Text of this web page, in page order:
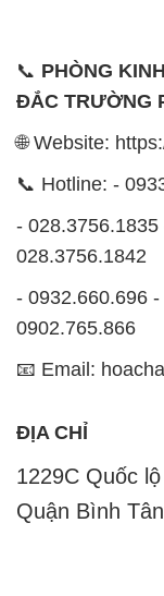
📞 PHÒNG
ĐẮC TRƯỜNG
🌐 Website:
📞 Hotline: -
-
028.3756.1842
- 0932.660.696
0902.765.866
📧 Email:
ĐỊA CHỈ
1229C Quốc
Quận Bình